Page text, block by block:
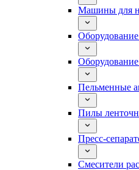
Машины для
Оборудование
Пельменные
Пилы
Пресс-
Смесители